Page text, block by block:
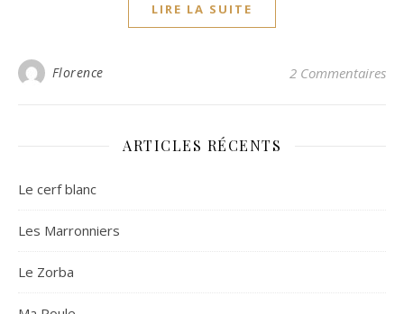
LIRE LA SUITE
Florence 2 Commentaires
ARTICLES RÉCENTS
Le cerf blanc
Les Marronniers
Le Zorba